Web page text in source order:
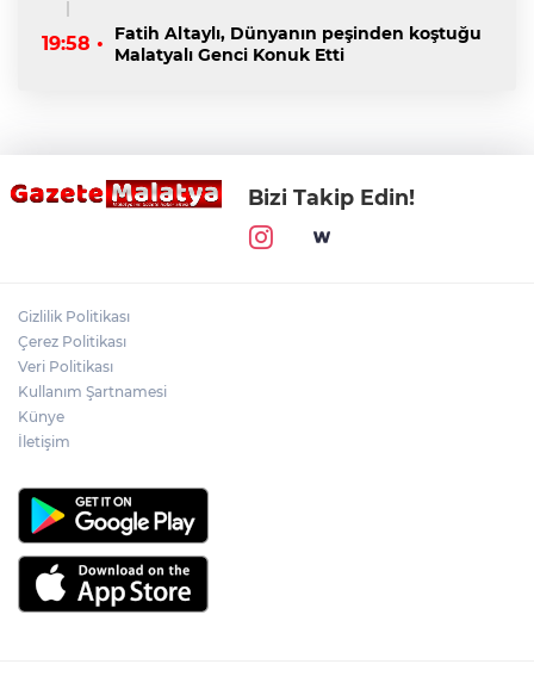
19:58 •
Fatih Altaylı, Dünyanın peşinden koştuğu
Malatyalı Genci Konuk Etti
Bizi Takip Edin!
Gizlilik Politikası
Çerez Politikası
Veri Politikası
Kullanım Şartnamesi
Künye
İletişim